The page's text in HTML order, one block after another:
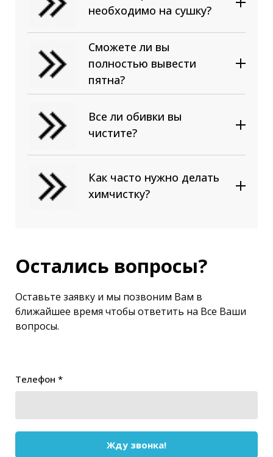
необходимо на сушку?
Сможете ли вы
полностью вывести
пятна?
Все ли обивки вы
чистите?
Как часто нужно делать
химчистку?
Остались вопросы?
Оставьте заявку и мы позвоним Вам в
ближайшее время чтобы ответить на Все Ваши
вопросы.
Телефон *
Жду звонка!